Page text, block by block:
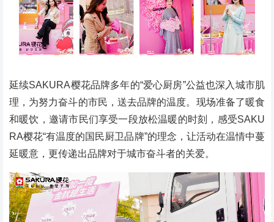
延续SAKURA樱花品牌多年的“爱心厨房”公益也深入城市肌
理，为努力奋斗的市民，送去品牌的温度。现场准备了暖食
和暖饮，邀请市民们享受一段放松温暖的时刻，感受SAKU
RA樱花“有温度的国民厨卫品牌”的理念，让活动在温情中蔓
延暖意，更传递出品牌对于城市奋斗者的关爱。